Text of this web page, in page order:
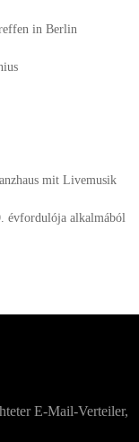
in Berlin
mit Livemusik
évfordulója alkalmából
E-Mail-Verteiler,